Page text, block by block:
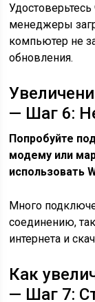
менеджеры
компьютер не
обновления.
— Шаг 6:
Попробуйте
модему или
использовать
Много
соединению,
интернета и
Как
— Шаг 7: